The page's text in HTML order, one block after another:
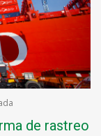
de rastreo